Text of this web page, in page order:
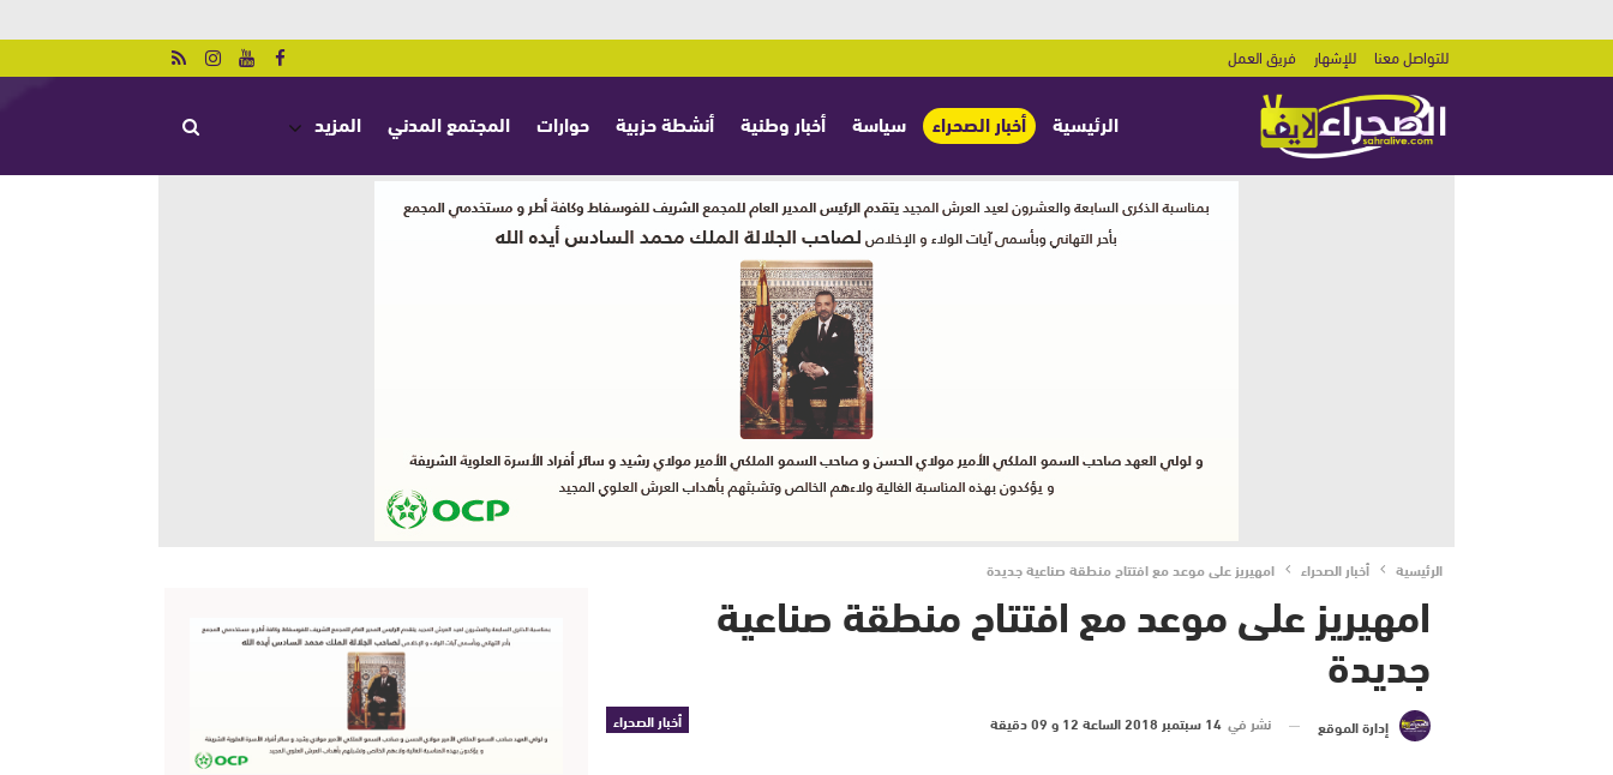
للتواصل معنا للإشهار فريق العمل
الرئيسية أخبار الصحراء سياسة أخبار وطنية أنشطة حزبية حوارات المجتمع المدني المزيد
الرئيسية أخبار الصحراء امهيريز على موعد مع افتتاح منطقة صناعية جديدة
امهيريز على موعد مع افتتاح منطقة صناعية
جديدة
أخبار الصحراء إدارة الموقع نشر في 14 سبتمبر 2018 الساعة 12 و 09 دقيقة